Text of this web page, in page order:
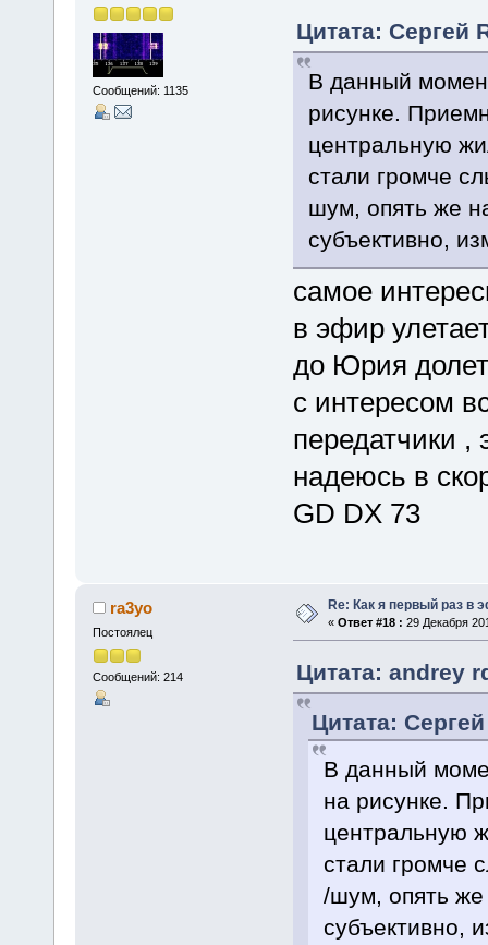
Сообщений: 1135
Цитата: Сергей
В данный
рисунке.
центральную
стали громче
шум, опять же
субъективно,
самое
в эфир
до Юрия
с интересом
передатчики ,
надеюсь в
GD DX 73
ra3yo
Постоялец
Сообщений: 214
Re: Как я первый раз
« Ответ #18 : 29 Декабря
Цитата: andrey
Цитата:
В данный
на рисунке.
центральную
стали громче
/шум, опять же
субъективно,